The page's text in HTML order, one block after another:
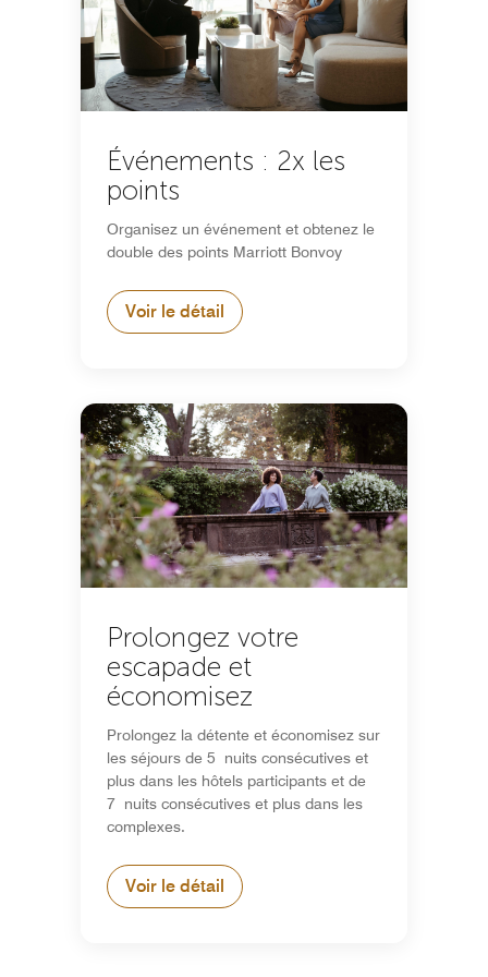
Événements : 2x les
points
Organisez un événement et obtenez le
double des points Marriott Bonvoy
Voir le détail
Prolongez votre
escapade et
économisez
Prolongez la détente et économisez sur
les séjours de 5 nuits consécutives et
plus dans les hôtels participants et de
7 nuits consécutives et plus dans les
complexes.
Voir le détail